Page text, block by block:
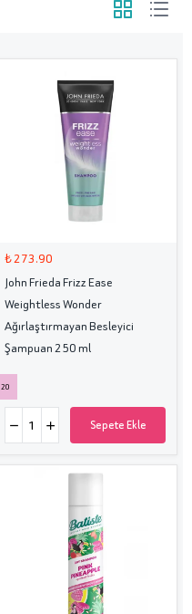
₺ 273.90
John Frieda Frizz Ease
Weightless Wonder
Ağırlaştırmayan Besleyici
Şampuan 250 ml
20
Sepete Ekle